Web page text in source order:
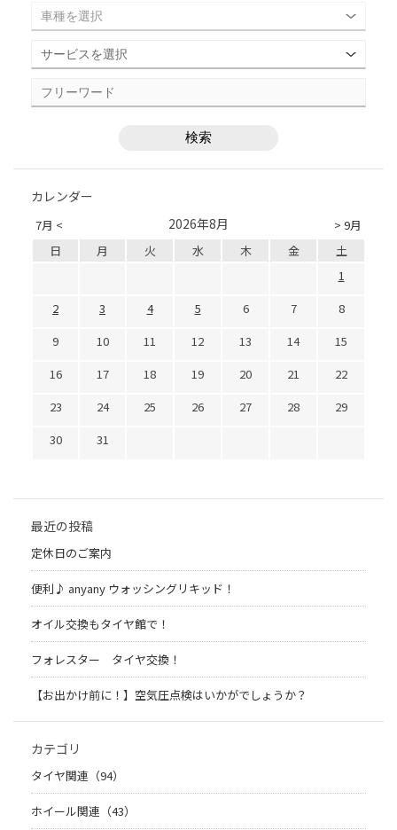
カレンダー
7月 < > 9月
2026年8月
日 月 火 水 木 金
土
1
2
3 4 5 6 7
8
9
10 11 12 13 14
15
16
17 18 19 20 21
22
23
24 25 26 27 28
29
30
31
最近の投稿
定休日のご案内
便利♪ anyany ウォッシングリキッド！
オイル交換もタイヤ館で！
フォレスター タイヤ交換！
【お出かけ前に！】空気圧点検はいかがでしょうか？
カテゴリ
タイヤ関連（94）
ホイール関連（43）